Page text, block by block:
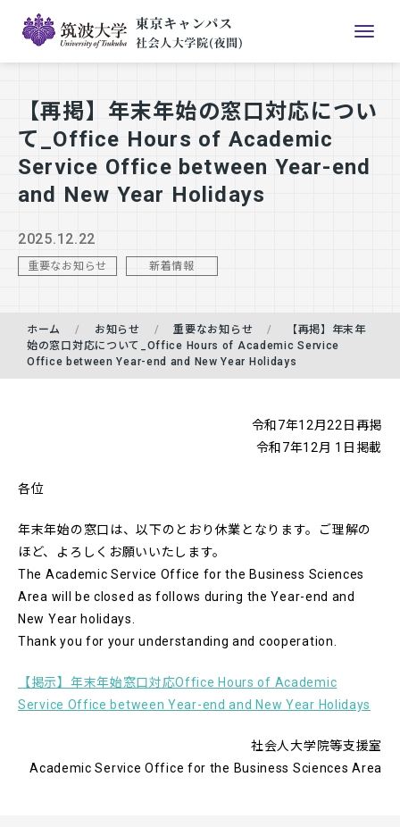
【再掲】年末年始の窓⼝対応につい
て_Office Hours of Academic
Service Office between Year-end
and New Year Holidays
2025.12.22
重要なお知らせ 新着情報
ホーム お知らせ 重要なお知らせ
【再掲】年末年
始の窓⼝対応について_Office Hours of Academic Service
Office between Year-end and New Year Holidays
令和7年12月22日再掲
令和7年12月 1日掲載
各位
年末年始の窓口は、以下のとおり休業となります。ご理解の
ほど、よろしくお願いいたします。
The Academic Service Office for the Business Sciences
Area will be closed as follows during the Year-end and
New Year holidays.
Thank you for your understanding and cooperation.
【掲示】年末年始窓口対応Office Hours of Academic
Service Office between Year-end and New Year Holidays
社会人大学院等支援室
Academic Service Office for the Business Sciences Area